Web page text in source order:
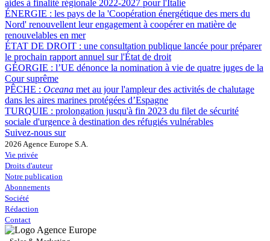
aides à finalité régionale 2022-2027 pour l'Italie
ÉNERGIE : les pays de la 'Coopération énergétique des mers du
Nord' renouvellent leur engagement à coopérer en matière de
renouvelables en mer
ÉTAT DE DROIT : une consultation publique lancée pour préparer
le prochain rapport annuel sur l'État de droit
GÉORGIE : l’UE dénonce la nomination à vie de quatre juges de la
Cour suprême
PÊCHE : Oceana met au jour l'ampleur des activités de chalutage
dans les aires marines protégées d’Espagne
TURQUIE : prolongation jusqu'à fin 2023 du filet de sécurité
sociale d'urgence à destination des réfugiés vulnérables
Suivez-nous sur
2026 Agence Europe S.A.
Vie privée
Droits d'auteur
Notre publication
Abonnements
Société
Rédaction
Contact